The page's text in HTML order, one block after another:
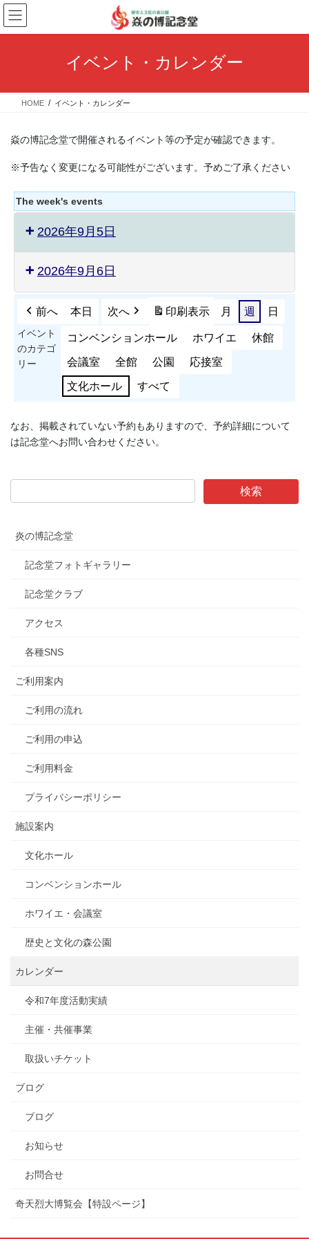
コ
ン
テ
ス
ナ
ビ
ゲ
ン
イベント・カレンダー
HOME イベント・カレンダー
焱の博記念堂で開催されるイベント等の予定が確認できます。
※予告なく変更になる可能性がございます。予めご了承ください
The week's events
2026年9月5日
2026年9月6日
前へ 本日 次へ 印刷表示 月 週 日
イベント
のカテゴ
リー
コンベンションホール ホワイエ 休館
会議室 全館 公園 応接室
文化ホール すべて
なお、掲載されていない予約もありますので、予約詳細について
は記念堂へお問い合わせください。
炎の博記念堂
記念堂フォトギャラリー
記念堂クラブ
アクセス
各種SNS
ご利用案内
ご利用の流れ
ご利用の申込
ご利用料金
プライバシーポリシー
施設案内
文化ホール
コンベンションホール
ホワイエ・会議室
歴史と文化の森公園
カレンダー
令和7年度活動実績
主催・共催事業
取扱いチケット
ブログ
ブログ
お知らせ
お問合せ
奇天烈大博覧会【特設ページ】